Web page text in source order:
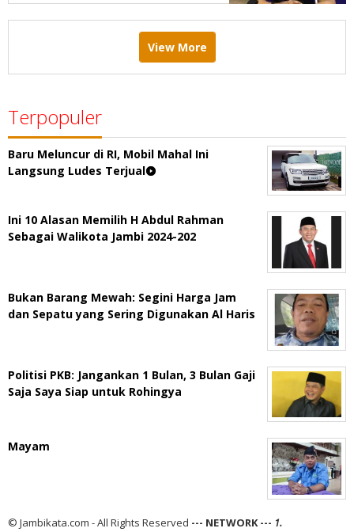
View More
Terpopuler
Baru Meluncur di RI, Mobil Mahal Ini
Langsung Ludes Terjual
Ini 10 Alasan Memilih H Abdul Rahman
Sebagai Walikota Jambi 2024-202
Bukan Barang Mewah: Segini Harga Jam
dan Sepatu yang Sering Digunakan Al Haris
Politisi PKB: Jangankan 1 Bulan, 3 Bulan Gaji
Saja Saya Siap untuk Rohingya
Mayam
© Jambikata.com - All Rights Reserved --- NETWORK --- 1.